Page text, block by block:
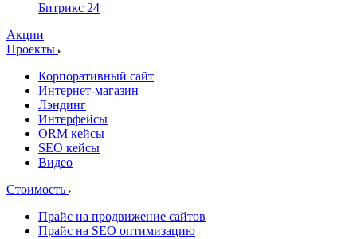
Битрикс 24
Акции
Проекты
Корпоративный сайт
Интернет-магазин
Лэндинг
Интерфейсы
ORM кейсы
SEO кейсы
Видео
Стоимость
Прайс на продвижение сайтов
Прайс на SEO оптимизацию